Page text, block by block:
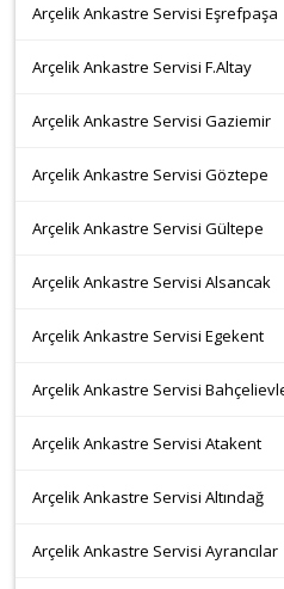
Arçelik Ankastre Servisi Eşrefpaşa
Arçelik Ankastre Servisi F.Altay
Arçelik Ankastre Servisi Gaziemir
Arçelik Ankastre Servisi Göztepe
Arçelik Ankastre Servisi Gültepe
Arçelik Ankastre Servisi Alsancak
Arçelik Ankastre Servisi Egekent
Arçelik Ankastre Servisi
Arçelik Ankastre Servisi Atakent
Arçelik Ankastre Servisi Altındağ
Arçelik Ankastre Servisi Ayrancılar